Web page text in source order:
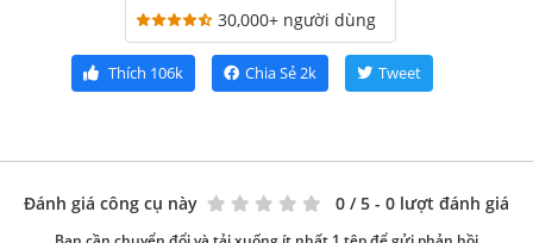
30,000+ người dùng
Thích 106k Chia Sẻ2k Tweet
Đánh giá công cụ này 0 / 5 - 0 lượt đánh giá